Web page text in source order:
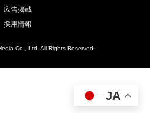
広告掲載
採用情報
Co., Ltd. All Rights Reserved.
JA